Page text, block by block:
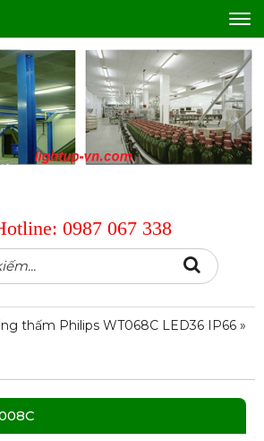
0987 067 338
Search
thấm Philips WT068C LED36 IP66 »